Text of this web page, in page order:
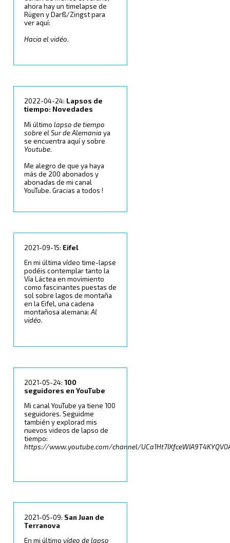
ahora hay un timelapse de
Rügen y Darß/Zingst para
ver aquí:
Hacia el vidéo.
2022-04-24: Lapsos de
tiempo: Novedades
Mi últimolapso de tiempo
sobre el Sur de Alemania ya
se encuentra aquí y sobre
Youtube.
Me alegro de que ya haya
más de 200 abonados y
abonadas de mi canal
YouTube. Gracias a todos !
2021-09-15: Eifel
En mi última vídeo time-lapse
podéis contemplar tanto la
Vía Láctea en movimiento
como fascinantes puestas de
sol sobre lagos de montaña
en la Eifel, una cadena
montañosa alemana:Al
vidéo.
2021-05-24:100
seguidores en YouTube
Mi canal YouTube ya tiene 100
seguidores. Seguidme
también y explorad mis
nuevos videos de lapso de
tiempo:
https://www.youtube.com/channel/
2021-05-09: San Juan de
Terranova
En mi últimoví­deo de lapso